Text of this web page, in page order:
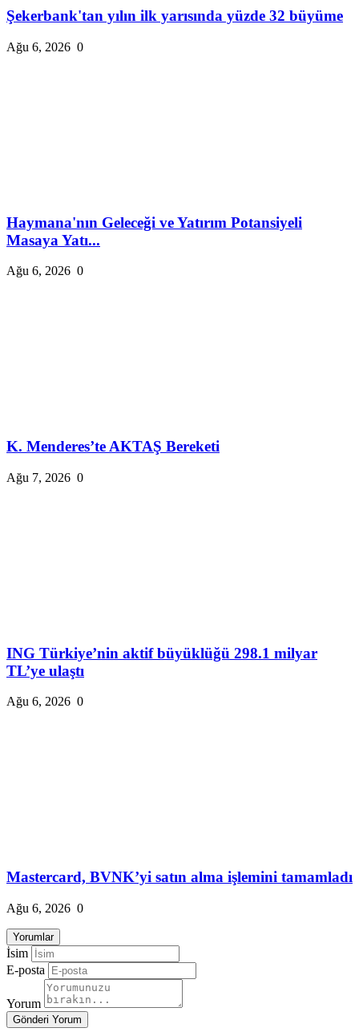
Şekerbank'tan yılın ilk yarısında yüzde 32 büyüme
Ağu 6, 2026 0
Haymana'nın Geleceği ve Yatırım Potansiyeli
Masaya Yatı...
Ağu 6, 2026 0
K. Menderes’te AKTAŞ Bereketi
Ağu 7, 2026 0
ING Türkiye’nin aktif büyüklüğü 298.1 milyar
TL’ye ulaştı
Ağu 6, 2026 0
Mastercard, BVNK’yi satın alma işlemini tamamladı
Ağu 6, 2026 0
Yorumlar
İsim
E-posta
Yorum
Gönderi Yorum